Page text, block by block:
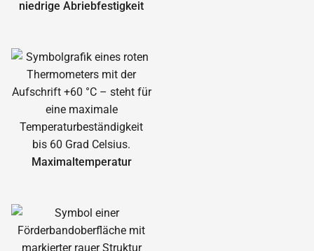
niedrige Abrieb­festigkeit
Maximal­temperatur